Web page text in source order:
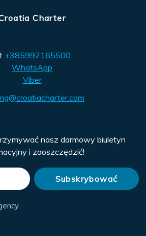
Charter
+385992165500
WhatsApp
Viber
nasz darmowy biuletyn
i zaoszczędzić!